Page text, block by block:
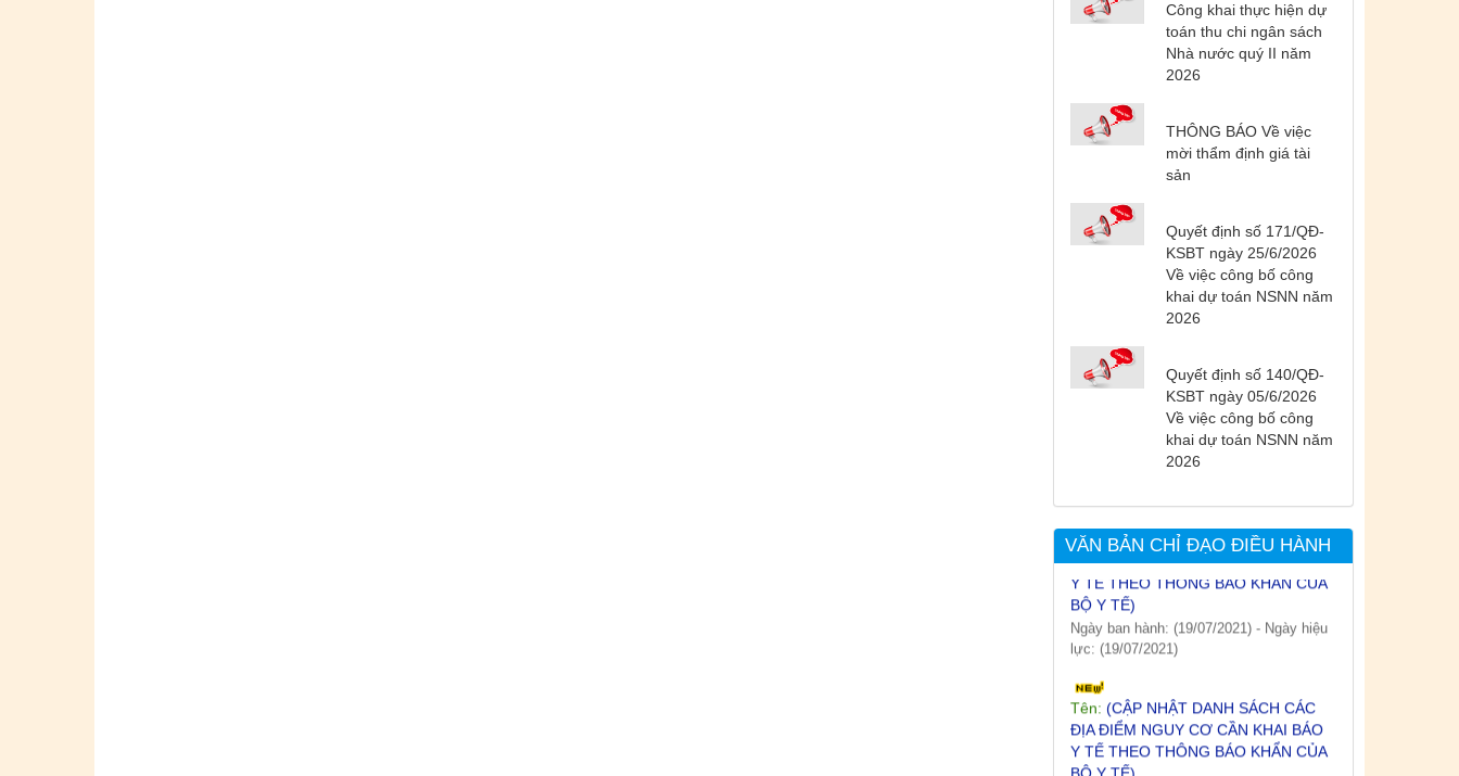
Công khai thực hiện dự
toán thu chi ngân sách
Nhà nước quý II năm
2026
THÔNG BÁO Về việc
mời thẩm định giá tài
sản
Quyết định số 171/QĐ-
KSBT ngày 25/6/2026
Về việc công bố công
khai dự toán NSNN năm
2026
Quyết định số 140/QĐ-
KSBT ngày 05/6/2026
Về việc công bố công
khai dự toán NSNN năm
2026
VĂN BẢN CHỈ ĐẠO ĐIỀU HÀNH
Tên:(DANH SÁCH CÁC ĐỊA
PHƯƠNG ĐANG THỰC HIỆN CÁCH
LY XÃ HỘI VÀ GIÃN CÁCH XÃ HỘI
TÍNH ĐẾN 17H NGÀY 25/7/2021)
Ngày ban hành: (26/07/2021) -Ngày hiệu
lực: (26/07/2021)
ĐỊA ĐIỂM NGUY CƠ CẦN KHAI BÁO
Y TẾ THEO THÔNG BÁO KHẨN CỦA
BỘ Y TẾ)
Ngày ban hành: (19/07/2021)
lực: (19/07/2021)
Tên:
ĐỊA ĐIỂM NGUY CƠ CẦN KHAI BÁO
Y TẾ THEO THÔNG BÁO KHẨN CỦA
BỘ Y TẾ)
Ngày ban hành: (15/07/2021)